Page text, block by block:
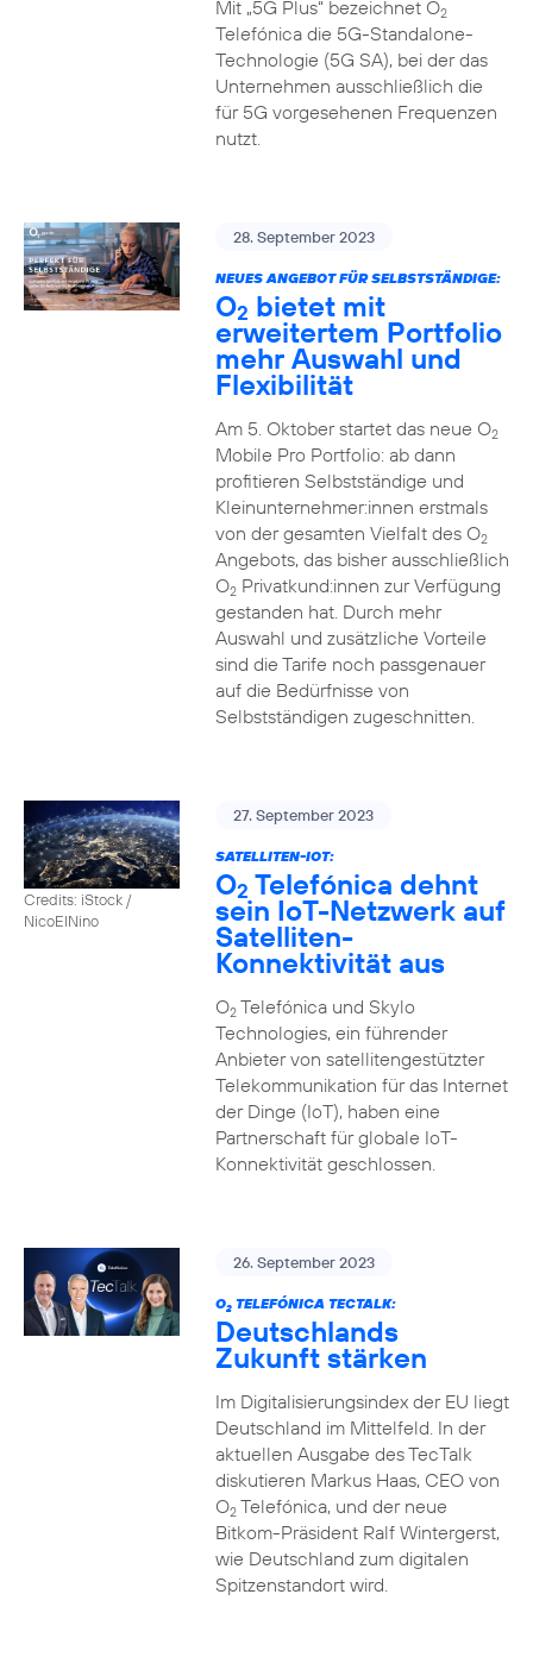
Mit „5G Plus“ bezeichnet O2
Telefónica die 5G-Standalone-
Technologie (5G SA), bei der das
Unternehmen ausschließlich die
für 5G vorgesehenen Frequenzen
nutzt.
28. September 2023
NEUES ANGEBOT FÜR SELBSTSTÄNDIGE:
O2 bietet mit
erweitertem Portfolio
mehr Auswahl und
Flexibilität
Am 5. Oktober startet das neue O2
Mobile Pro Portfolio: ab dann
profitieren Selbstständige und
Kleinunternehmer:innen erstmals
von der gesamten Vielfalt des O2
Angebots, das bisher ausschließlich
O2Privatkund:innen zur Verfügung
gestanden hat. Durch mehr
Auswahl und zusätzliche Vorteile
sind die Tarife noch passgenauer
auf die Bedürfnisse von
Selbstständigen zugeschnitten.
Credits: iStock /
NicoElNino
27. September 2023
SATELLITEN-IOT:
O2 Telefónica dehnt
sein IoT-Netzwerk auf
Satelliten-
Konnektivität aus
O2Telefónica und Skylo
Technologies, ein führender
Anbieter von satellitengestützter
Telekommunikation für das Internet
der Dinge (IoT), haben eine
Partnerschaft für globale IoT-
Konnektivität geschlossen.
26. September 2023
O2TELEFÓNICA TECTALK:
Deutschlands
Zukunft stärken
Im Digitalisierungsindex der EU liegt
Deutschland im Mittelfeld. In der
aktuellen Ausgabe des TecTalk
diskutieren Markus Haas, CEO von
O2Telefónica, und der neue
Bitkom-Präsident Ralf Wintergerst,
wie Deutschland zum digitalen
Spitzenstandort wird.